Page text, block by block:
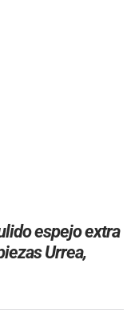
espejo extra
Urrea,